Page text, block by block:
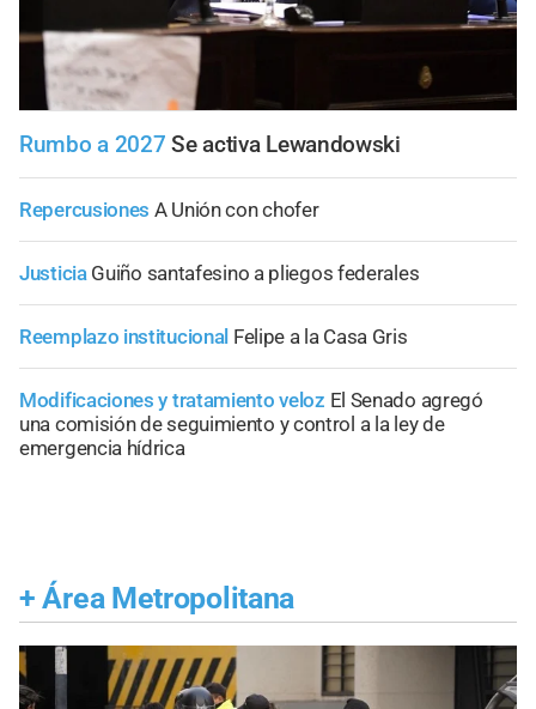
Rumbo a 2027 Se activa Lewandowski
Repercusiones A Unión con chofer
Justicia Guiño santafesino a pliegos federales
Reemplazo institucional Felipe a la Casa Gris
Modificaciones y tratamiento veloz El Senado agregó
una comisión de seguimiento y control a la ley de
emergencia hídrica
+ Área Metropolitana